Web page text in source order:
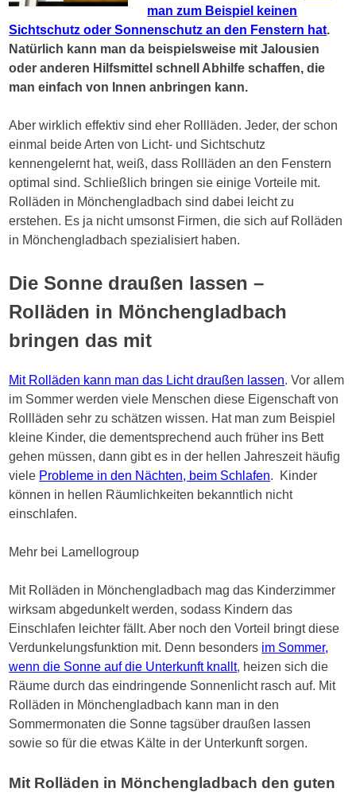
man zum Beispiel keinen
Sichtschutz oder Sonnenschutz an den Fenstern hat.
Natürlich kann man da beispielsweise mit Jalousien
oder anderen Hilfsmittel schnell Abhilfe schaffen, die
man einfach von Innen anbringen kann.
Aber wirklich effektiv sind eher Rollläden. Jeder, der schon
einmal beide Arten von Licht- und Sichtschutz
kennengelernt hat, weiß, dass Rollläden an den Fenstern
optimal sind. Schließlich bringen sie einige Vorteile mit.
Rolläden in Mönchengladbach sind dabei leicht zu
erstehen. Es ja nicht umsonst Firmen, die sich auf Rolläden
in Mönchengladbach spezialisiert haben.
Die Sonne draußen lassen –
Rolläden in Mönchengladbach
bringen das mit
Mit Rolläden kann man das Licht draußen lassen. Vor allem
im Sommer werden viele Menschen diese Eigenschaft von
Rollläden sehr zu schätzen wissen. Hat man zum Beispiel
kleine Kinder, die dementsprechend auch früher ins Bett
gehen müssen, dann gibt es in der hellen Jahreszeit häufig
viele Probleme in den Nächten, beim Schlafen. Kinder
können in hellen Räumlichkeiten bekanntlich nicht
einschlafen.
Mehr bei Lamellogroup
Mit Rolläden in Mönchengladbach mag das Kinderzimmer
wirksam abgedunkelt werden, sodass Kindern das
Einschlafen leichter fällt. Aber noch den Vorteil bringt diese
Verdunkelungsfunktion mit. Denn besonders im Sommer,
wenn die Sonne auf die Unterkunft knallt, heizen sich die
Räume durch das eindringende Sonnenlicht rasch auf. Mit
Rolläden in Mönchengladbach kann man in den
Sommermonaten die Sonne tagsüber draußen lassen
sowie so für die etwas Kälte in der Unterkunft sorgen.
Mit Rolläden in Mönchengladbach den guten